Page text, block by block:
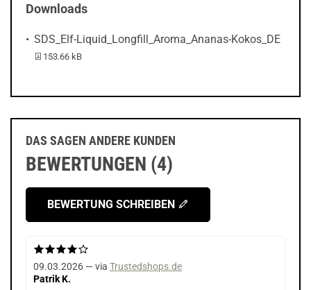
Downloads
SDS_Elf-Liquid_Longfill_Aroma_Ananas-Kokos_DE
PDF-Datei:
153.66 kB
DAS SAGEN ANDERE KUNDEN
BEWERTUNGEN (4)
BEWERTUNG SCHREIBEN
09.03.2026 — via Trustedshops.de
Patrik K.